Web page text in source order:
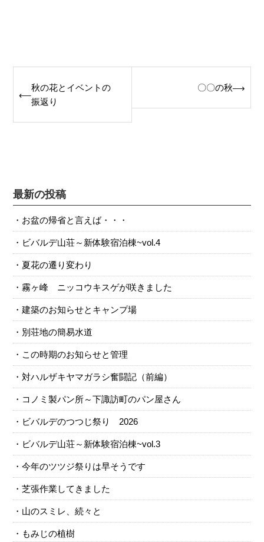
Post
navigation
⟵
秋の花とイベントの
振返り
〇〇の秋⟶
最新の投稿
お盆の帰省と言えば・・・
ビバルデ山荘～新体験宿泊棟~vol.4
夏花の遷り変わり
霧ヶ峰 ニッコウキスゲが咲きました
建築のお知らせとキャンプ場
別荘地の簡易水道
この時期のお知らせと管理
対ハルザキヤマガラシ奮闘記（前編）
コノミ製パン所～下諏訪町のパン屋さん
ビバルデのつつじ祭り 2026
ビバルデ山荘～新体験宿泊棟~vol.3
今年のツツジ祭りは早そうです
芝張作業してきました
山のスミレ、続々と
もみじの植樹